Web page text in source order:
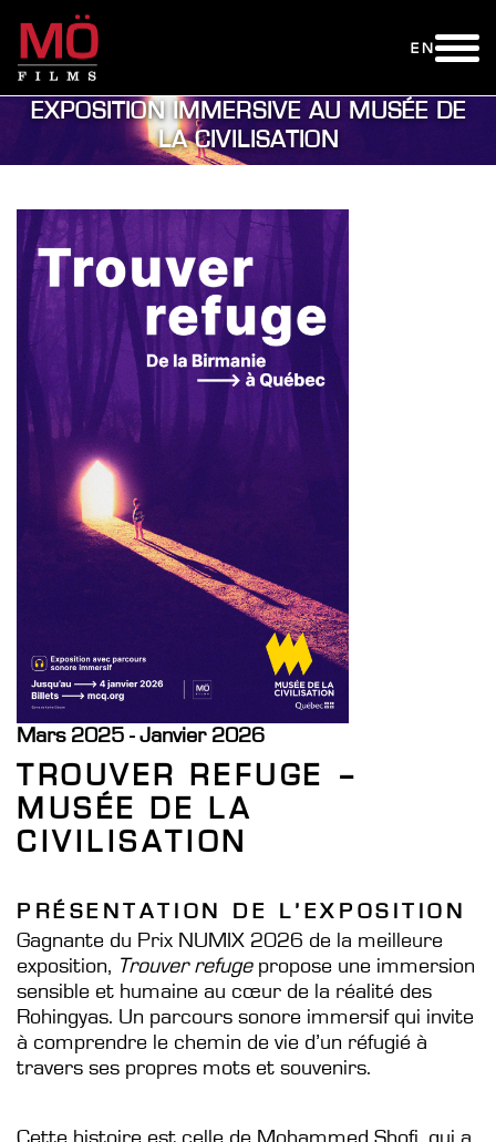
EN
EXPOSITION IMMERSIVE AU MUSÉE DE
LA CIVILISATION
Mars 2025 - Janvier 2026
TROUVER REFUGE –
MUSÉE DE LA
CIVILISATION
PRÉSENTATION DE L’EXPOSITION
Gagnante du Prix NUMIX 2026 de la meilleure
exposition, Trouver refugepropose une immersion
sensible et humaine au cœur de la réalité des
Rohingyas. Un parcours sonore immersif qui invite
à comprendre le chemin de vie d’un réfugié à
travers ses propres mots et souvenirs.
Cette histoire est celle de Mohammed Shofi, qui a